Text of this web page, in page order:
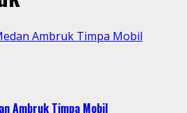
Ambruk Timpa Mobil
Ambruk Timpa Mobil